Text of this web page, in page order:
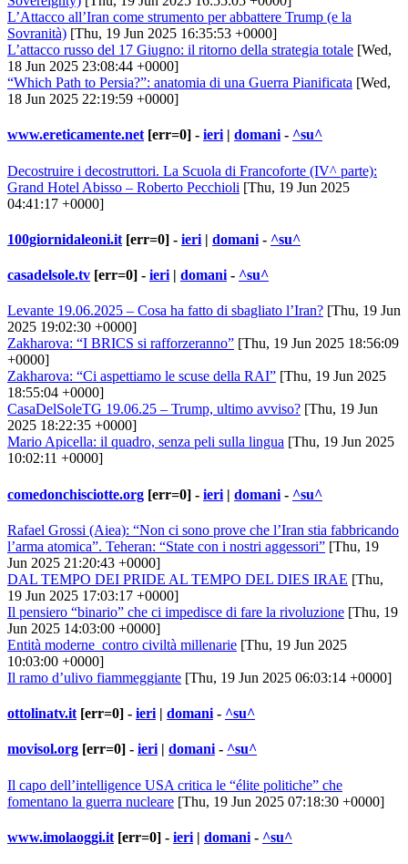
L’Attacco all’Iran come strumento per abbattere Trump (e la
Sovranità) [Thu, 19 Jun 2025 16:35:53 +0000]
L’attacco russo del 17 Giugno: il ritorno della strategia totale [Wed,
18 Jun 2025 23:08:44 +0000]
“Which Path to Persia?”: anatomia di una Guerra Pianificata [Wed,
18 Jun 2025 22:19:59 +0000]
www.ereticamente.net [err=0] - ieri | domani - ^su^
Decostruire i decostruttori. La Scuola di Francoforte (IV^ parte):
Grand Hotel Abisso – Roberto Pecchioli [Thu, 19 Jun 2025
04:41:17 +0000]
100giornidaleoni.it [err=0] - ieri | domani - ^su^
casadelsole.tv [err=0] - ieri | domani - ^su^
Levante 19.06.2025 – Cosa ha fatto di sbagliato l’Iran? [Thu, 19 Jun
2025 19:02:30 +0000]
Zakharova: “I BRICS si rafforzeranno” [Thu, 19 Jun 2025 18:56:09
+0000]
Zakharova: “Ci aspettiamo le scuse della RAI” [Thu, 19 Jun 2025
18:55:04 +0000]
CasaDelSoleTG 19.06.25 – Trump, ultimo avviso? [Thu, 19 Jun
2025 18:22:35 +0000]
Mario Apicella: il quadro, senza peli sulla lingua [Thu, 19 Jun 2025
10:02:11 +0000]
comedonchisciotte.org [err=0] - ieri | domani - ^su^
Rafael Grossi (Aiea): “Non ci sono prove che l’Iran stia fabbricando
l’arma atomica”. Teheran: “State con i nostri aggessori” [Thu, 19
Jun 2025 21:20:43 +0000]
DAL TEMPO DEI PRIDE AL TEMPO DEL DIES IRAE [Thu,
19 Jun 2025 17:03:17 +0000]
Il pensiero “binario” che ci impedisce di fare la rivoluzione [Thu, 19
Jun 2025 14:03:00 +0000]
Entità moderne contro civiltà millenarie [Thu, 19 Jun 2025
10:03:00 +0000]
Il ramo d’ulivo fiammeggiante [Thu, 19 Jun 2025 06:03:14 +0000]
ottolinatv.it [err=0] - ieri | domani - ^su^
movisol.org [err=0] - ieri| domani- ^su^
Il capo dell’intelligence USA critica le “élite politiche” che
fomentano la guerra nucleare [Thu, 19 Jun 2025 07:18:30 +0000]
www.imolaoggi.it [err=0] - ieri | domani - ^su^